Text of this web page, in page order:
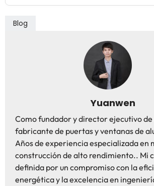
Blog
Yuanwen
Como fundador y director ejecutivo
fabricante de puertas y ventanas de
Años de experiencia especializada en
construcción de alto rendimiento.. Mi
definida por un compromiso con la
energética y la excelencia en